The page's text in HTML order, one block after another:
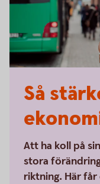
Så
Att ha koll på
stora
riktning. Här